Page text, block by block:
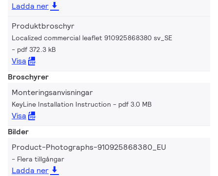
Ladda ner
Produktbroschyr
Localized commercial leaflet 910925868380 sv_SE
pdf 372.3 kB
Visa
Broschyrer
Monteringsanvisningar
KeyLine Installation Instruction pdf 3.0 MB
Visa
Bilder
Product-Photographs-910925868380_EU
Flera tillgångar
Ladda ner